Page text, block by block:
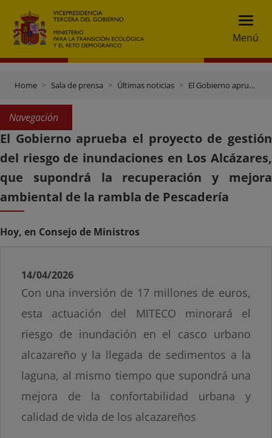
Menú
Home Sala de prensa Últimas noticias El Gobierno aprueba el proyecto de gestión del riesgo de inundaciones en Los Alcázares, que supondrá la recuperación y mejora ambiental de la rambla de Pescadería
Navegación
El Gobierno aprueba el proyecto de gestión
del riesgo de inundaciones en Los Alcázares,
que supondrá la recuperación y mejora
ambiental de la rambla de Pescadería
Hoy, en Consejo de Ministros
14/04/2026
Con una inversión de 17 millones de euros,
esta actuación del MITECO minorará el
riesgo de inundación en el casco urbano
alcazareño y la llegada de sedimentos a la
laguna, al mismo tiempo que supondrá una
mejora de la confortabilidad urbana y
calidad de vida de los alcazareños